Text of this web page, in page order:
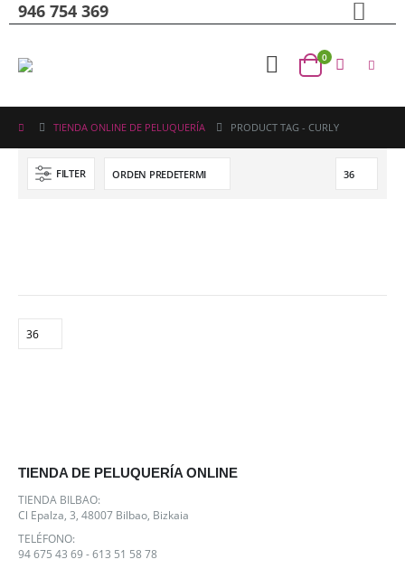
946 754 369
0
TIENDA ONLINE DE PELUQUERÍA PRODUCT TAG -CURLY
FILTER
TIENDA DE PELUQUERÍA ONLINE
TIENDA BILBAO:
Cl Epalza, 3, 48007 Bilbao, Bizkaia
TELÉFONO:
94 675 43 69 - 613 51 58 78